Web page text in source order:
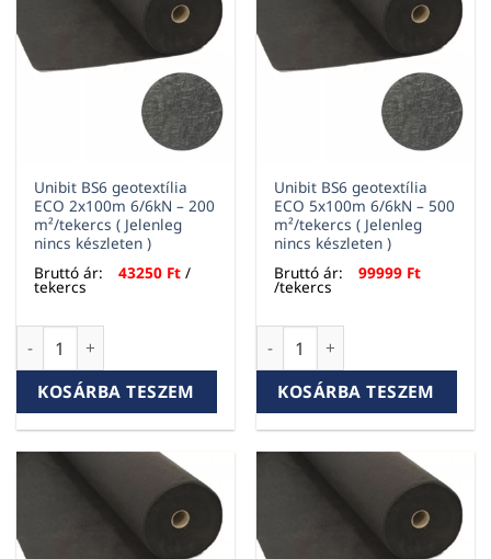
Unibit BS6 geotextília
ECO 2x100m 6/6kN – 200
m²/tekercs ( Jelenleg
nincs készleten )
Bruttó ár:
43250 Ft /
tekercs
Unibit BS6 geotextília ECO 2x100m 6/6kN – 200 m²/tekercs
KOSÁRBA TESZEM
Unibit BS6 geotextília
ECO 5x100m 6/6kN – 500
m²/tekercs ( Jelenleg
nincs készleten )
Bruttó ár:
99999 Ft
/tekercs
Unibit BS6 geotextília ECO
KOSÁRBA TESZEM